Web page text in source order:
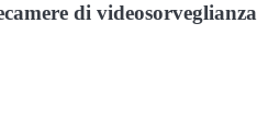
di videosorveglianza